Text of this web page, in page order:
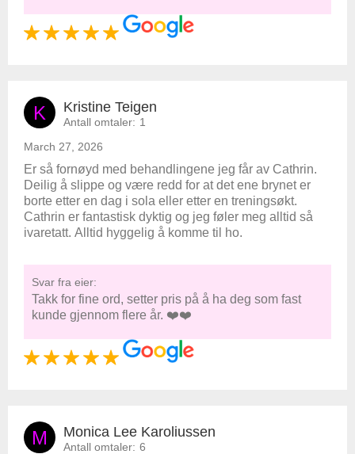
K Kristine Teigen
Antall omtaler: 1
March 27, 2026
Er så fornøyd med behandlingene jeg får av Cathrin.
Deilig å slippe og være redd for at det ene brynet er
borte etter en dag i sola eller etter en treningsøkt.
Cathrin er fantastisk dyktig og jeg føler meg alltid så
ivaretatt. Alltid hyggelig å komme til ho.
Svar fra eier:
Takk for fine ord, setter pris på å ha deg som fast
kunde gjennom flere år. ❤️❤️
M Monica Lee Karoliussen
Antall omtaler: 6